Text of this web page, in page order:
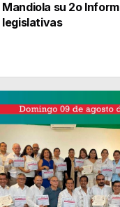
Mandiola su 2o